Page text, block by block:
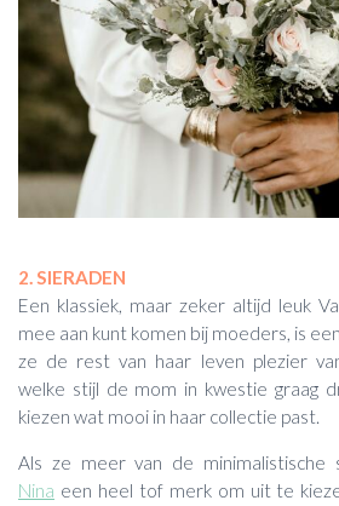
2. SIERADEN
Een klassiek, maar zeker altijd leuk
mee aan kunt komen bij moeders, is
ze de rest van haar leven plezier
welke stijl de mom in kwestie graag
kiezen wat mooi in haar collectie past.
Als ze meer van de
Nina een heel tof merk om uit te